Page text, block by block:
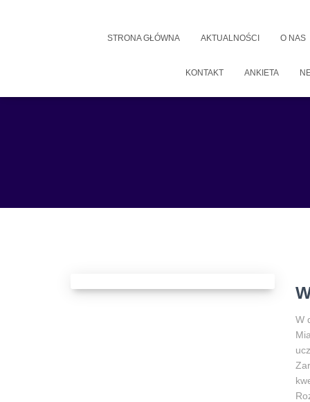
STRONA GŁÓWNA AKTUALNOŚCI O NAS
KONTAKT ANKIETA
W